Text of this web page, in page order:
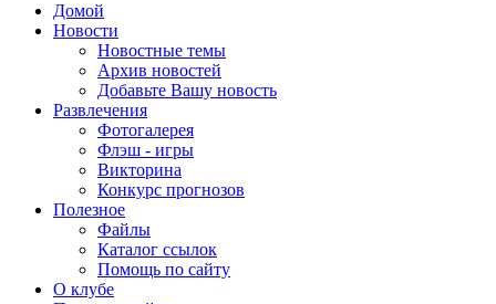
Домой
Новости
Новостные темы
Архив новостей
Добавьте Вашу новость
Развлечения
Фотогалерея
Флэш - игры
Викторина
Конкурс прогнозов
Полезное
Файлы
Каталог ссылок
Помощь по сайту
О клубе